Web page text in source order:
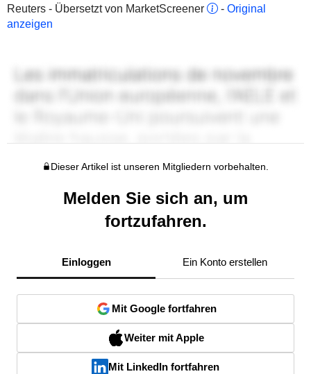
Reuters - Übersetzt von MarketScreener
- Original
anzeigen
Dieser Artikel ist unseren Mitgliedern vorbehalten.
Melden Sie sich an, um
fortzufahren.
Einloggen Ein Konto erstellen
Mit Google fortfahren
Weiter mit Apple
Mit LinkedIn fortfahren